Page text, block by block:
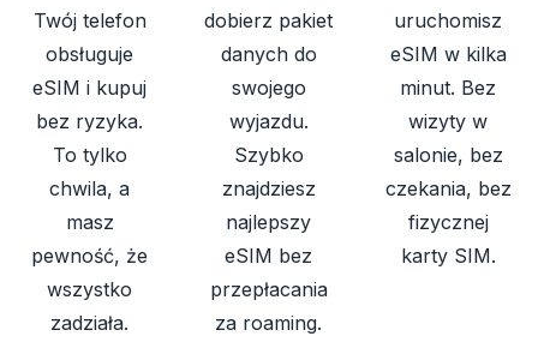
Twój telefon
obsługuje
eSIM i kupuj
bez ryzyka.
To tylko
chwila, a
masz
pewność, że
wszystko
zadziała.
dobierz pakiet
danych do
swojego
wyjazdu.
Szybko
znajdziesz
najlepszy
eSIM bez
przepłacania
za roaming.
uruchomisz
eSIM w kilka
minut. Bez
wizyty w
salonie, bez
czekania, bez
fizycznej
karty SIM.